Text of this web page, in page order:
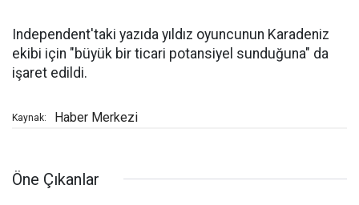
Independent'taki yazıda yıldız oyuncunun Karadeniz
ekibi için "büyük bir ticari potansiyel sunduğuna" da
işaret edildi.
Kaynak: Haber Merkezi
Öne Çıkanlar